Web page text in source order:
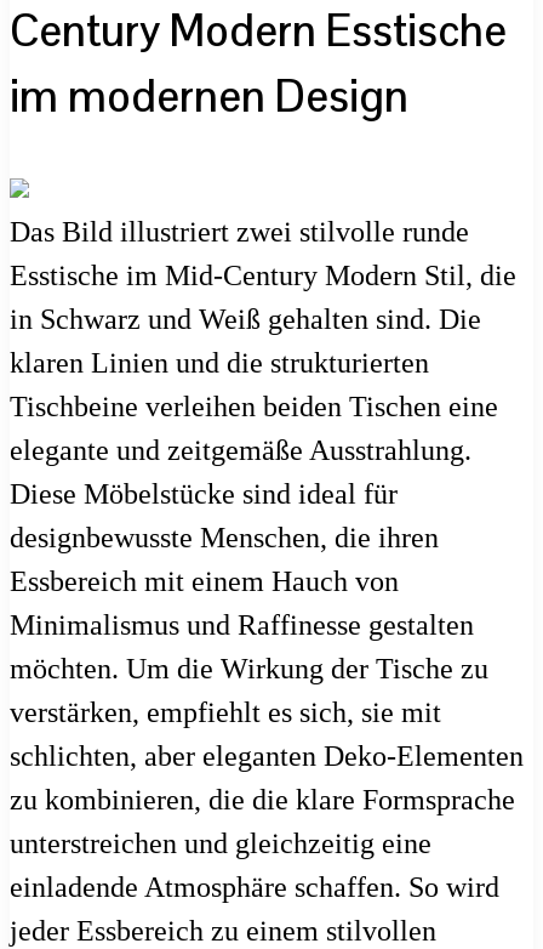
Century Modern Esstische
im modernen Design
Das Bild illustriert zwei stilvolle runde
Esstische im Mid-Century Modern Stil, die
in Schwarz und Weiß gehalten sind. Die
klaren Linien und die strukturierten
Tischbeine verleihen beiden Tischen eine
elegante und zeitgemäße Ausstrahlung.
Diese Möbelstücke sind ideal für
designbewusste Menschen, die ihren
Essbereich mit einem Hauch von
Minimalismus und Raffinesse gestalten
möchten. Um die Wirkung der Tische zu
verstärken, empfiehlt es sich, sie mit
schlichten, aber eleganten Deko-Elementen
zu kombinieren, die die klare Formsprache
unterstreichen und gleichzeitig eine
einladende Atmosphäre schaffen. So wird
jeder Essbereich zu einem stilvollen